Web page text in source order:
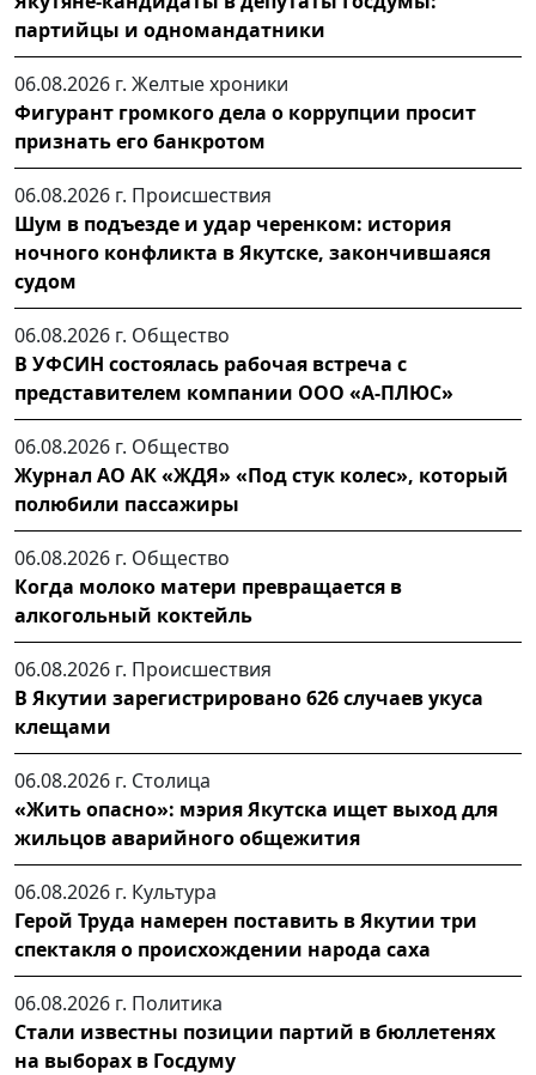
партийцы и одномандатники
06.08.2026 г. Желтые хроники
Фигурант громкого дела о коррупции просит
признать его банкротом
06.08.2026 г. Происшествия
Шум в подъезде и удар черенком: история
ночного конфликта в Якутске, закончившаяся
судом
06.08.2026 г. Общество
В УФСИН состоялась рабочая встреча с
представителем компании ООО «А-ПЛЮС»
06.08.2026 г. Общество
Журнал АО АК «ЖДЯ» «Под стук колес», который
полюбили пассажиры
06.08.2026 г. Общество
Когда молоко матери превращается в
алкогольный коктейль
06.08.2026 г. Происшествия
В Якутии зарегистрировано 626 случаев укуса
клещами
06.08.2026 г. Столица
«Жить опасно»: мэрия Якутска ищет выход для
жильцов аварийного общежития
06.08.2026 г. Культура
Герой Труда намерен поставить в Якутии три
спектакля о происхождении народа саха
06.08.2026 г. Политика
Стали известны позиции партий в бюллетенях
на выборах в Госдуму